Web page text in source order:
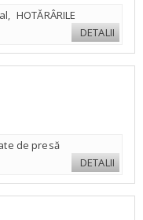
, HOTĂRÂRILE
DETALII
de presă
DETALII